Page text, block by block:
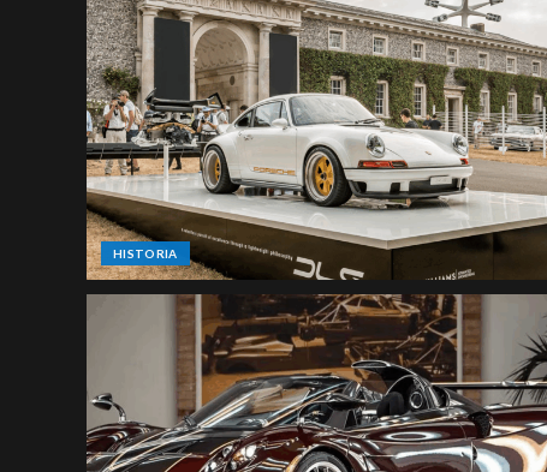
HISTORIA